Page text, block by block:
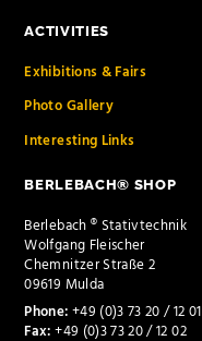
ACTIVITIES
Exhibitions & Fairs
Photo Gallery
Interesting Links
BERLEBACH® SHOP
Berlebach ® Stativtechnik
Wolfgang Fleischer
Chemnitzer Straße 2
09619 Mulda
Phone:+49 (0)3 73 20 / 12 01
Fax:+49 (0)3 73 20 / 12 02